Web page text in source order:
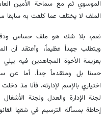
الموسوي ثم مع سماحة الأمين العام
الملف لا يختلف عما كلفت به سابقا
نعم، بلا شك هو ملف حساس
ويتطلب جهداً عظيماً، وأعتقد أن
بعزيمة الأخوة المجاهدين فيه يبلي
حسنا بل ومتقدماً جداً. أما عن
اختياري بالإسم لإدارته، فأنا مذ
لجنة الإدارة والعدل ولجنة
إحاطة بمسألة الترسيم في شقها